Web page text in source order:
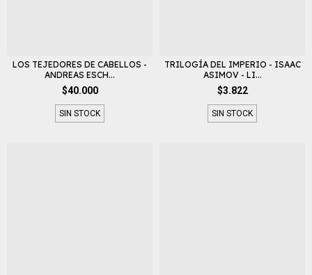
LOS TEJEDORES DE CABELLOS -
ANDREAS ESCH...
$40.000
SIN STOCK
TRILOGÍA DEL IMPERIO - ISAAC
ASIMOV - LI...
$3.822
SIN STOCK